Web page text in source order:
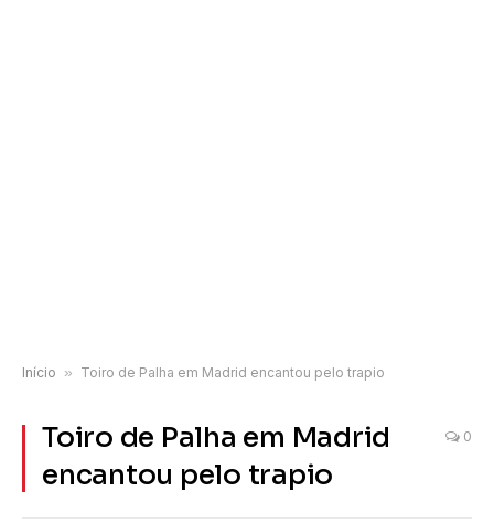
Início » Toiro de Palha em Madrid encantou pelo trapio
Toiro de Palha em Madrid
encantou pelo trapio
0